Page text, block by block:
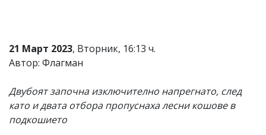
се
въвеждат
от
редакцията
не
носи
21 Март 2023, Вторник, 16:13 ч.
Автор: Флагман
Двубоят започна изключително напрегнато, след
като и двата отбора пропуснаха лесни кошове в
подкошието